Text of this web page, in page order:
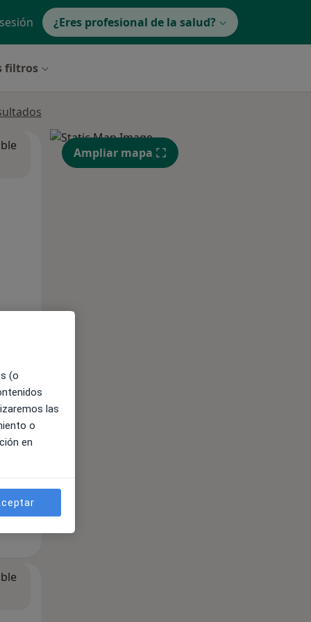
¿Eres profesional de la salud?
filtros
Ampliar mapa
(o
las
o
en